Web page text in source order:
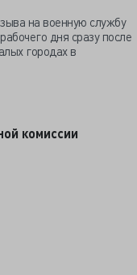
на военную службу
дня сразу после
городах в
комиссии